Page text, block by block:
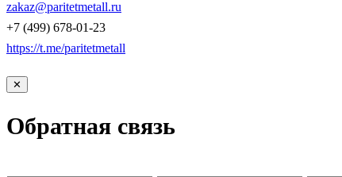
zakaz@paritetmetall.ru
+7 (499) 678-01-23
https://t.me/paritetmetall
✕
Обратная связь